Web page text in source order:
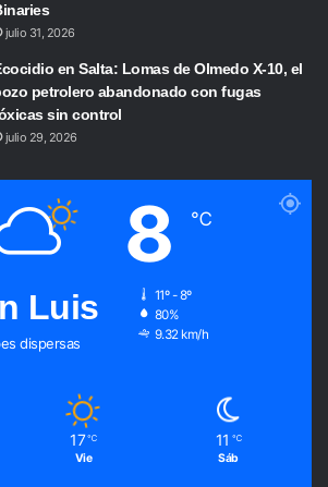
julio 31, 2026
en Salta: Lomas de Olmedo X-10, el
petrolero abandonado con fugas
sin control
julio 29, 2026
Luis
dispersas
8 ℃
11º - 8º
80%
9.32 km/h
17 ℃
Vie
11 ℃
Sáb